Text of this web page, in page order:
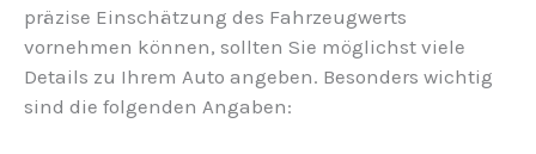
präzise Einschätzung des Fahrzeugwerts
vornehmen können, sollten Sie möglichst viele
Details zu Ihrem Auto angeben. Besonders wichtig
sind die folgenden Angaben: